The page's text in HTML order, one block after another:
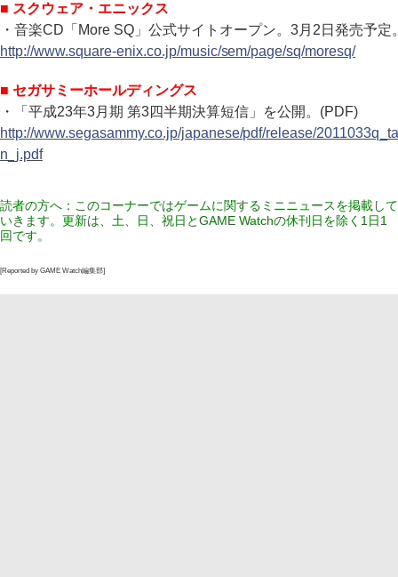
■ スクウェア・エニックス
・音楽CD「More SQ」公式サイトオープン。3月2日発売予定
http://www.square-enix.co.jp/music/sem/page/sq/moresq/
■ セガサミーホールディングス
・「平成23年3月期 第3四半期決算短信」を公開。(PDF)
http://www.segasammy.co.jp/japanese/pdf/release/
n_j.pdf
読者の方へ：このコーナーではゲームに関するミニニュースを掲載して
いきます。更新は、土、日、祝日とGAME Watchの休刊日を除く1日1
回です。
[Reported by GAME Watch編集部]